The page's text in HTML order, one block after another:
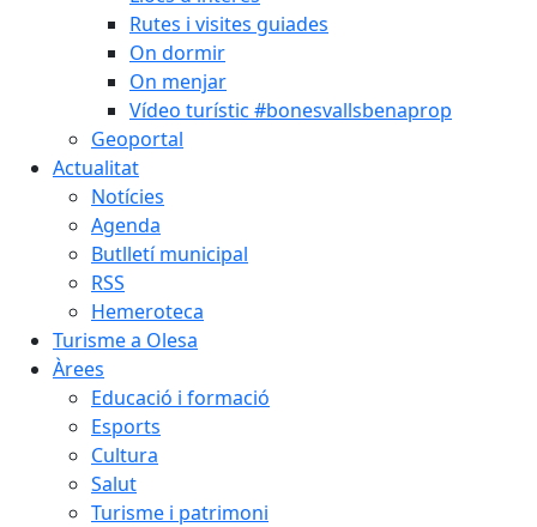
Rutes i visites guiades
On dormir
On menjar
Vídeo turístic #bonesvallsbenaprop
Geoportal
Actualitat
Notícies
Agenda
Butlletí municipal
RSS
Hemeroteca
Turisme a Olesa
Àrees
Educació i formació
Esports
Cultura
Salut
Turisme i patrimoni